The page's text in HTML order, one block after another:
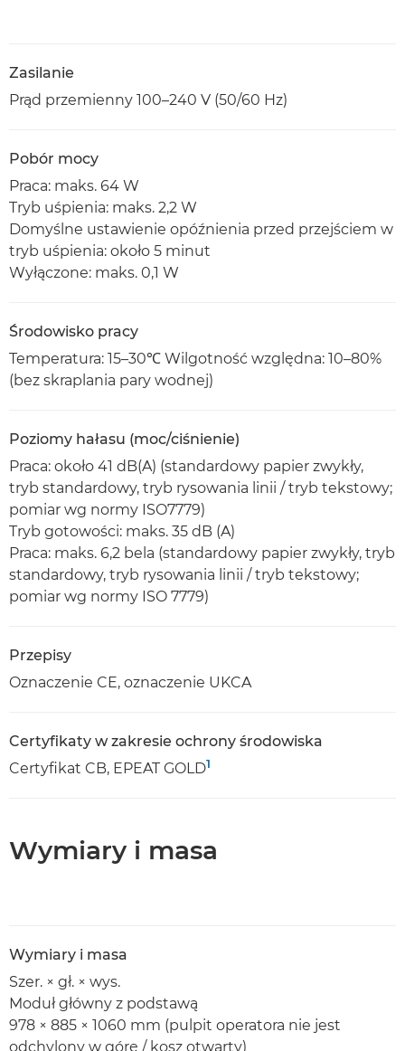
Zasilanie
Prąd przemienny 100–240 V (50/60 Hz)
Pobór mocy
Praca: maks. 64 W
Tryb uśpienia: maks. 2,2 W
Domyślne ustawienie opóźnienia przed przejściem w
tryb uśpienia: około 5 minut
Wyłączone: maks. 0,1 W
Środowisko pracy
Temperatura: 15–30℃ Wilgotność względna: 10–80%
(bez skraplania pary wodnej)
Poziomy hałasu (moc/ciśnienie)
Praca: około 41 dB(A) (standardowy papier zwykły,
tryb standardowy, tryb rysowania linii / tryb tekstowy;
pomiar wg normy ISO7779)
Tryb gotowości: maks. 35 dB (A)
Praca: maks. 6,2 bela (standardowy papier zwykły, tryb
standardowy, tryb rysowania linii / tryb tekstowy;
pomiar wg normy ISO 7779)
Przepisy
Oznaczenie CE, oznaczenie UKCA
Certyfikaty w zakresie ochrony środowiska
Certyfikat CB, EPEAT GOLD1
Wymiary i masa
Wymiary i masa
Szer. × gł. × wys.
Moduł główny z podstawą
978 × 885 × 1060 mm (pulpit operatora nie jest
odchylony w górę / kosz otwarty)